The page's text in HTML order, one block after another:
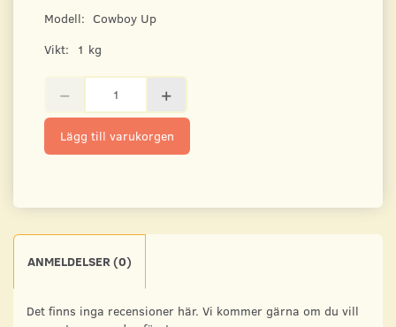
Modell: Cowboy Up
Vikt:
1 kg
Lägg till varukorgen
ANMELDELSER (0)
Det finns inga recensioner här. Vi kommer gärna om du vill